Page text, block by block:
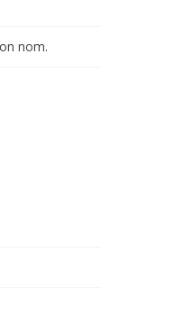
nom.